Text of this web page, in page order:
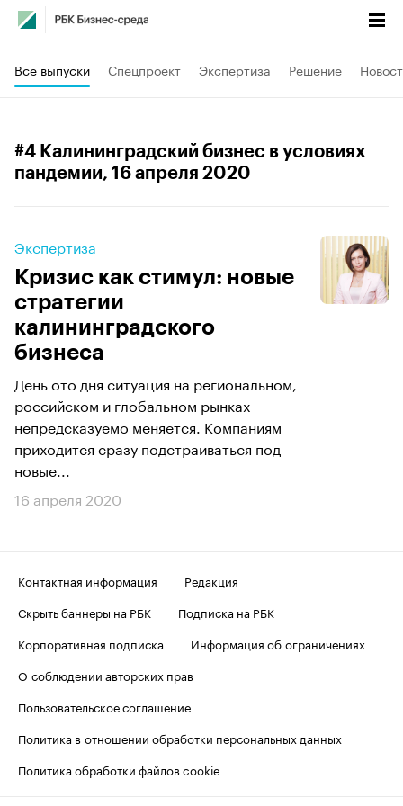
Все выпуски Спецпроект Экспертиза Решение
#4 Калининградский бизнес в условиях
пандемии, 16 апреля 2020
Экспертиза
Кризис как стимул: новые
стратегии
калининградского
бизнеса
День ото дня ситуация на региональном,
российском и глобальном рынках
непредсказуемо меняется. Компаниям
приходится сразу подстраиваться под
новые...
16 апреля 2020
Контактная информация
Редакция
Скрыть баннеры на РБК
Подписка на РБК
Корпоративная подписка
Информация об ограничениях
О соблюдении авторских прав
Пользовательское соглашение
Политика в отношении обработки персональных данных
Политика обработки файлов cookie